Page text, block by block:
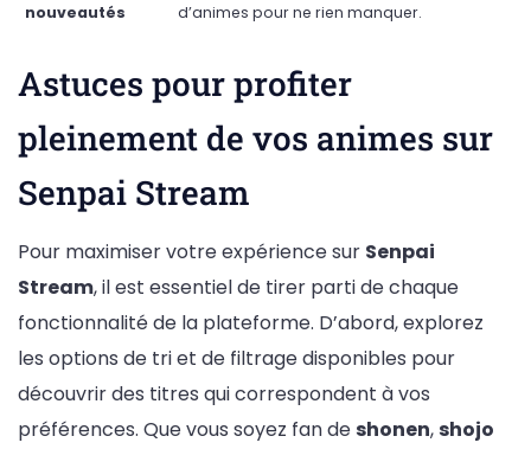
nouveautés
d’animes pour ne rien manquer.
Astuces pour profiter
pleinement de vos animes sur
Senpai Stream
Pour maximiser votre expérience sur Senpai
Stream, il est essentiel de tirer parti de chaque
fonctionnalité de la plateforme. D’abord, explorez
les options de tri et de filtrage disponibles pour
découvrir des titres qui correspondent à vos
préférences. Que vous soyez fan de shonen, shojo